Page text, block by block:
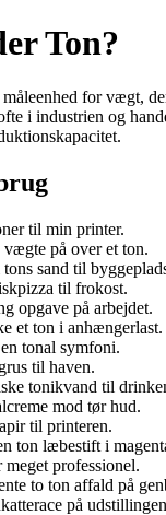
Ton?
for vægt,
i industrien og
til min printer.
på over et ton.
sand til
til frokost.
opgave på arbejdet.
et ton i anhængerlast.
tonal symfoni.
til haven.
tonikvand til
mod tør hud.
til printeren.
ton læbestift i
professionel.
to ton affald på
på